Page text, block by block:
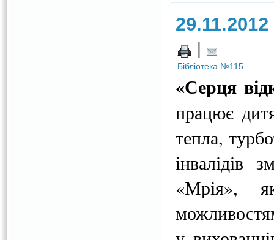
29.11.2012
|
Бібліотека №115
«Серця
працює
тепла,
інвалідів
«Мрія»,